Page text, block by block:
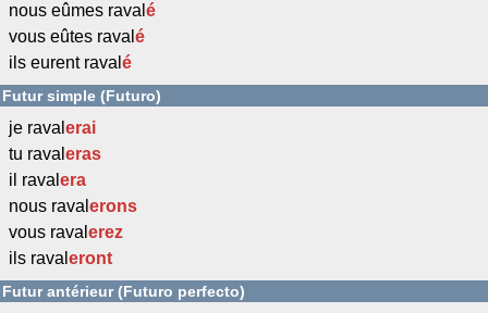
nous eûmes raval é
vous eûtes raval é
ils eurent raval é
Futur simple (Futuro)
je raval erai
tu raval eras
il raval era
nous raval erons
vous raval erez
ils raval eront
Futur antérieur (Futuro perfecto)